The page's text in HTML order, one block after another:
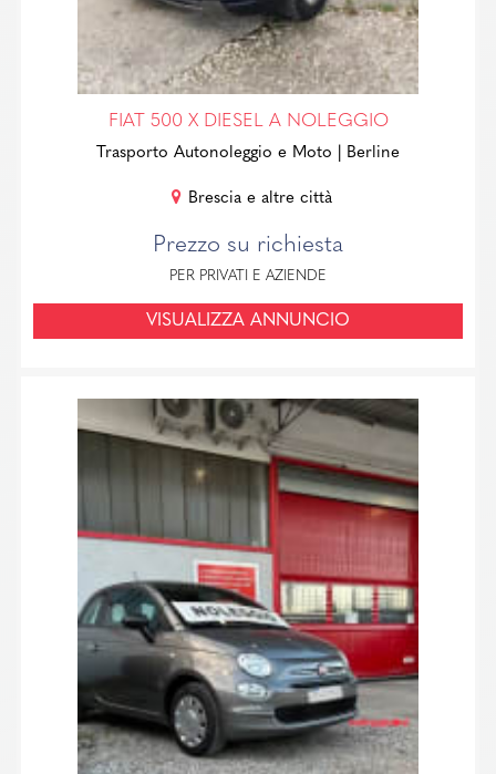
FIAT 500 X DIESEL A NOLEGGIO
Trasporto Autonoleggio e Moto | Berline
Brescia e altre città
Prezzo su richiesta
PER PRIVATI E AZIENDE
VISUALIZZA ANNUNCIO